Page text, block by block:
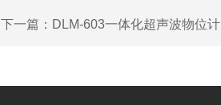
下一篇： DLM-603一体化超声波物位计